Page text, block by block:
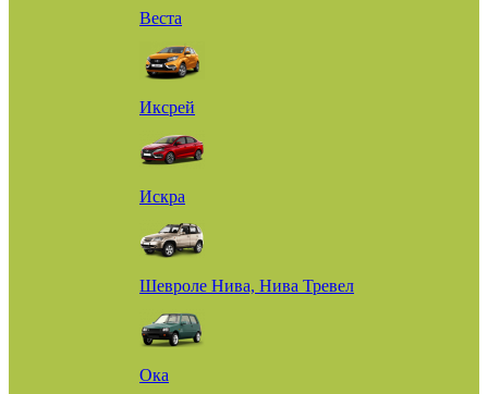
Веста
Иксрей
Искра
Шевроле Нива, Нива Тревел
Ока